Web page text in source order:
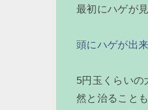
最初にハゲが
頭にハゲが出
5円玉くらいの
然と治ること